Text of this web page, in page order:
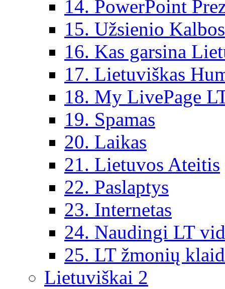
14. PowerPoint
15. Užsienio Kalbos
16. Kas garsina
17. Lietuviškas
18. My LivePage
19. Spamas
20. Laikas
21. Lietuvos Ateitis
22. Paslaptys
23. Internetas
24. Naudingi LT
25. LT žmonių
Lietuviškai 2